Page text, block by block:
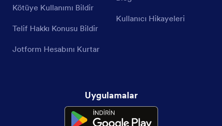
Kötüye Kullanımı Bildir
Telif Hakkı Konusu Bildir
Jotform Hesabını Kurtar
Kullanıcı Hikayeleri
Uygulamalar